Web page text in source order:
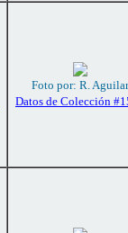
Foto por: R. Aguilar
Datos de Colección